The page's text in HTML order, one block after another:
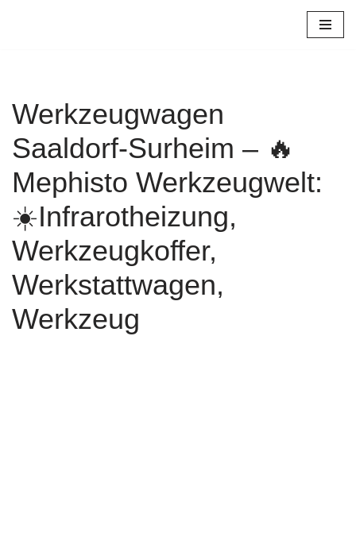
Werkzeugwagen
Saaldorf-Surheim – 🔥
Mephisto Werkzeugwelt:
☀️Infrarotheizung,
Werkzeugkoffer,
Werkstattwagen,
Werkzeug